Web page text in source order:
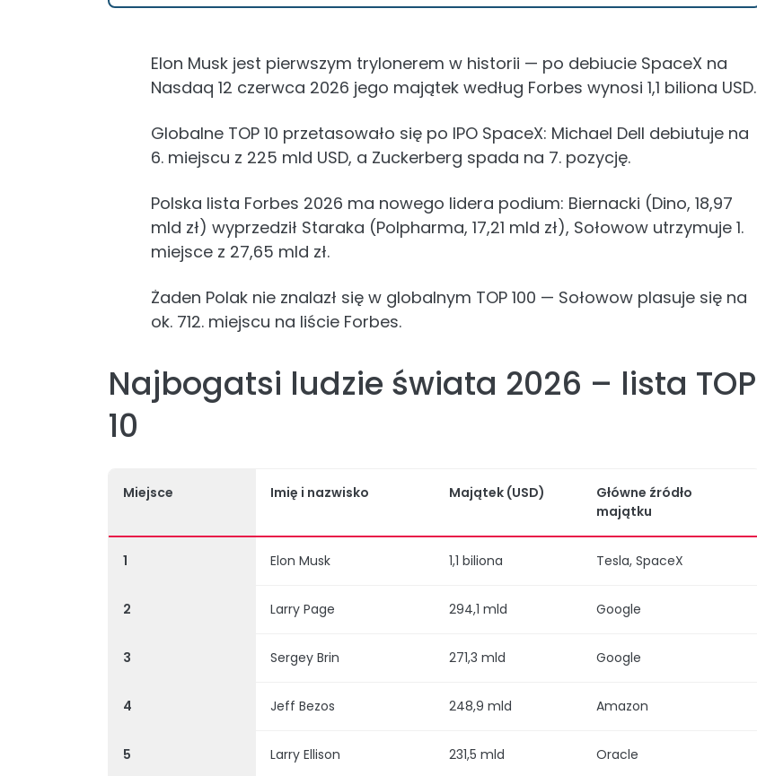
Elon Musk jest pierwszym trylonerem w historii — po debiucie SpaceX na
Nasdaq 12 czerwca 2026 jego majątek według Forbes wynosi 1,1 biliona USD.
Globalne TOP 10 przetasowało się po IPO SpaceX: Michael Dell debiutuje na
6. miejscu z 225 mld USD, a Zuckerberg spada na 7. pozycję.
Polska lista Forbes 2026 ma nowego lidera podium: Biernacki (Dino, 18,97
mld zł) wyprzedził Staraka (Polpharma, 17,21 mld zł), Sołowow utrzymuje 1.
miejsce z 27,65 mld zł.
Żaden Polak nie znalazł się w globalnym TOP 100 — Sołowow plasuje się na
ok. 712. miejscu na liście Forbes.
Najbogatsi ludzie świata 2026 – lista TOP
10
Miejsce Imię i nazwisko Majątek (USD)
Główne źródło
majątku
1 Elon Musk 1,1 biliona Tesla, SpaceX
2 Larry Page 294,1 mld Google
3 Sergey Brin 271,3 mld Google
4 Jeff Bezos 248,9 mld Amazon
5 Larry Ellison 231,5 mld Oracle